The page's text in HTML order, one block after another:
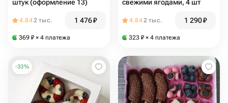
штук (оформление 13)
4.842 тыс. 1 476₽
369 ₽ × 4 платежа
свежими ягодами, 4 шт
4.842 тыс. 1 290₽
323 ₽ × 4 платежа
-33%